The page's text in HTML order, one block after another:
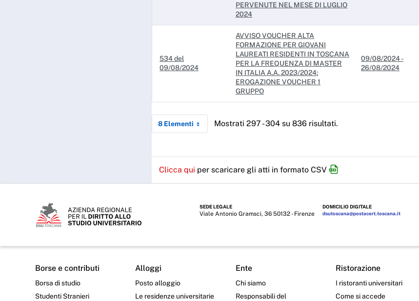
PERVENUTE NEL MESE DI LUGLIO
2024
534 del
09/08/2024
AVVISO VOUCHER ALTA
FORMAZIONE PER GIOVANI
LAUREATI RESIDENTI IN TOSCANA
PER LA FREQUENZA DI MASTER
IN ITALIA A.A. 2023/2024:
EROGAZIONE VOUCHER 1
GRUPPO
09/08/2024 -
26/08/2024
8 Elementi Mostrati 297 - 304 su 836 risultati.
Clicca qui per scaricare gli atti in formato CSV
SEDE LEGALE
Viale Antonio Gramsci, 36 50132 - Firenze
DOMICILIO DIGITALE
dsutoscana@postacert.toscana.it
Borse e contributi
Borsa di studio
Studenti Stranieri
Alloggi
Posto alloggio
Le residenze universitarie
Ente
Chi siamo
Responsabili del
Ristorazione
I ristoranti universitari
Come si accede